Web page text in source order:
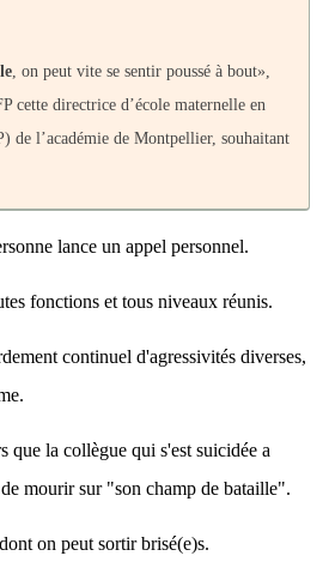
, on peut vite se sentir poussé à bout»,
cette directrice d’école maternelle en
de l’académie de Montpellier, souhaitant
lance un appel personnel.
fonctions et tous niveaux réunis.
continuel d'agressivités diverses,
que la collègue qui s'est suicidée a
mourir sur "son champ de bataille".
on peut sortir brisé(e)s.